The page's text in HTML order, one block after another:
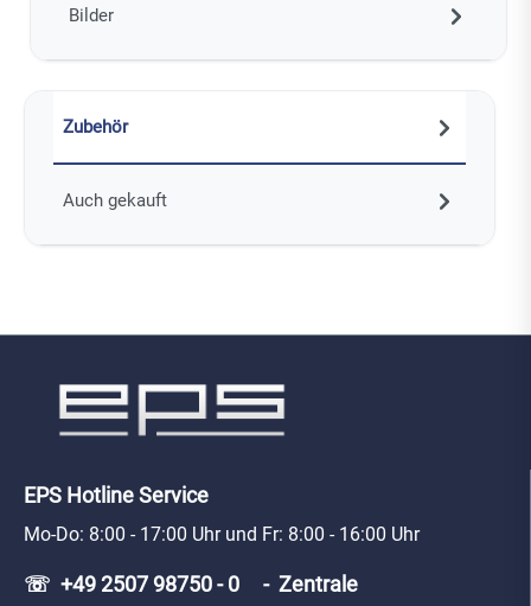
Bilder
Zubehör
Auch gekauft
EPS Hotline Service
Mo-Do: 8:00 - 17:00 Uhr und Fr: 8:00 - 16:00 Uhr
☏ +49 2507 98750 - 0 - Zentrale